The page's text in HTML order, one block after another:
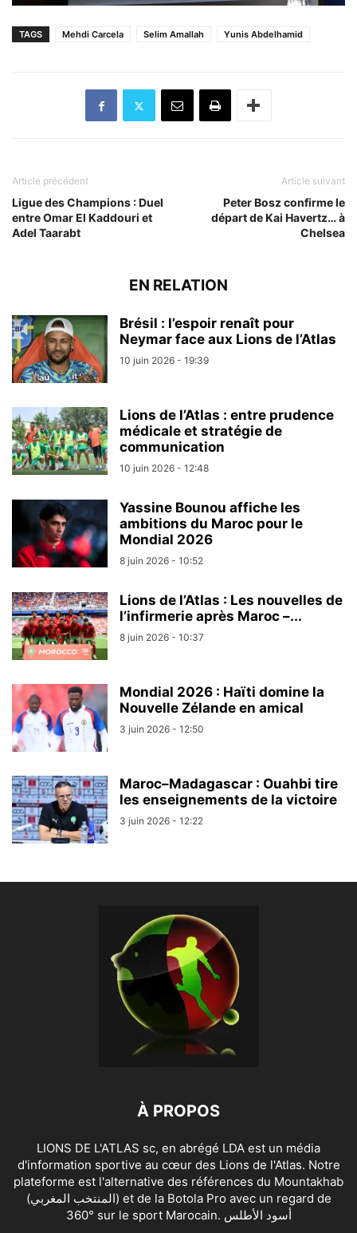
TAGS Mehdi Carcela Selim Amallah Yunis Abdelhamid
Article précédent
Ligue des Champions : Duel
entre Omar El Kaddouri et
Adel Taarabt
Article suivant
Peter Bosz confirme le
départ de Kai Havertz… à
Chelsea
EN RELATION
Brésil : l’espoir renaît pour
Neymar face aux Lions de l’Atlas
10 juin 2026 - 19:39
Lions de l’Atlas : entre prudence
médicale et stratégie de
communication
10 juin 2026 - 12:48
Yassine Bounou affiche les
ambitions du Maroc pour le
Mondial 2026
8 juin 2026 - 10:52
Lions de l’Atlas : Les nouvelles de
l’infirmerie après Maroc –...
8 juin 2026 - 10:37
Mondial 2026 : Haïti domine la
Nouvelle Zélande en amical
3 juin 2026 - 12:50
Maroc–Madagascar : Ouahbi tire
les enseignements de la victoire
3 juin 2026 - 12:22
À PROPOS
LIONS DE L'ATLAS sc, en abrégé LDA est un média
d'information sportive au cœur des Lions de l'Atlas. Notre
plateforme est l'alternative des références du Mountakhab
(المنتخب المغربي) et de la Botola Pro avec un regard de
360° sur le sport Marocain. أسود الأطلس